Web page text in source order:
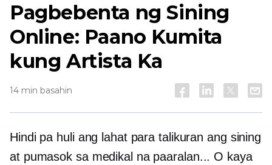
Pagbebenta ng Sining
Online: Paano Kumita
kung Artista Ka
14 min basahin
Hindi pa huli ang lahat para talikuran ang sining
at pumasok sa medikal na paaralan... O kaya